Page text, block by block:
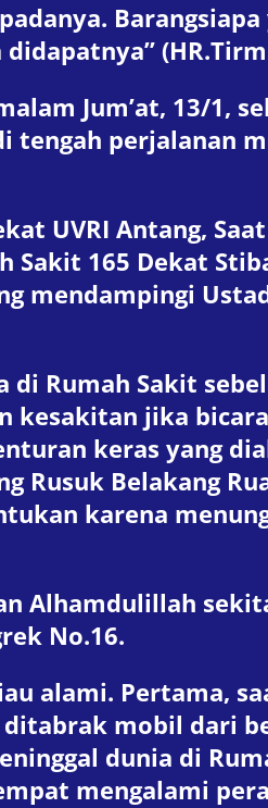
Jum’at, 13/1,
tengah perjalanan
UVRI Antang,
165 Dekat
mendampingi
di Rumah Sakit
kesakitan jika
keras yang
Rusuk Belakang
karena
Alhamdulillah
No.16.
alami. Pertama,
mobil dari
dunia di
mengalami